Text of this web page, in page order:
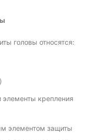
головы относятся:
крепления
элементом защиты